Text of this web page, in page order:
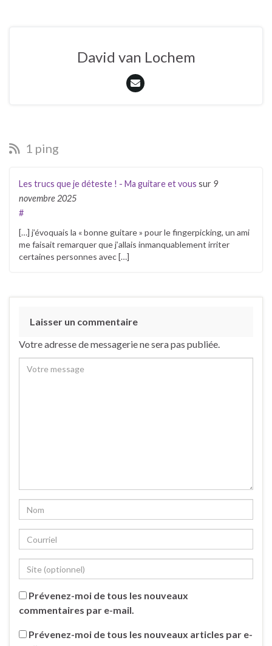
David van Lochem
1 ping
Les trucs que je déteste ! - Ma guitare et vous sur 9
novembre 2025
#
[…] j’évoquais la « bonne guitare » pour le fingerpicking, un ami
me faisait remarquer que j’allais inmanquablement irriter
certaines personnes avec […]
Laisser un commentaire
Votre adresse de messagerie ne sera pas publiée.
Prévenez-moi de tous les nouveaux
commentaires par e-mail.
Prévenez-moi de tous les nouveaux articles par e-